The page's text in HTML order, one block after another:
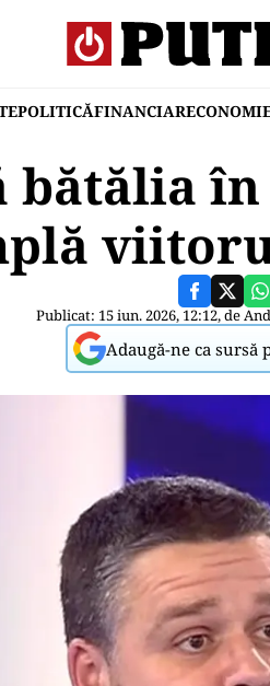
POLITICĂFINANCIAR
bătălia
Publicat: 15 iun. 2026, 12:12, de
Adaugă-ne ca sursă